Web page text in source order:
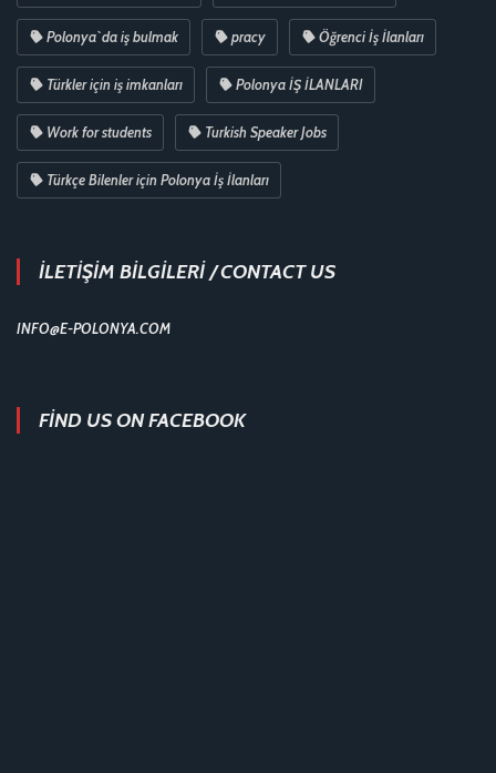
Polonya`da iş bulmak pracy Öğrenci İş İlanları
Türkler için iş imkanları Polonya İŞ İLANLARI
Work for students Turkish Speaker Jobs
Türkçe Bilenler için Polonya İş İlanları
İLETİŞİM BİLGİLERİ / CONTACT US
INFO@E-POLONYA.COM
FIND US ON FACEBOOK